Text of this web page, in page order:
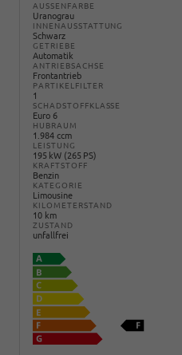
AUSSENFARBE
Uranograu
INNENAUSSTATTUNG
Schwarz
GETRIEBE
Automatik
ANTRIEBSACHSE
Frontantrieb
PARTIKELFILTER
1
SCHADSTOFFKLASSE
Euro 6
HUBRAUM
1.984 ccm
LEISTUNG
195 kW (265 PS)
KRAFTSTOFF
Benzin
KATEGORIE
Limousine
KILOMETERSTAND
10 km
ZUSTAND
unfallfrei